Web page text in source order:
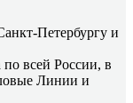
Петербургу и
по всей России, в
Линии и